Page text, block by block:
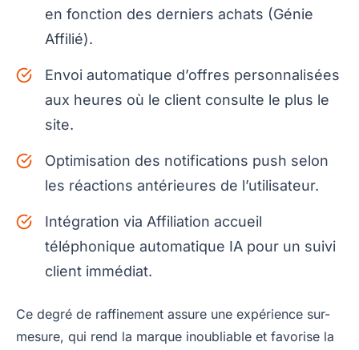
en fonction des derniers achats (Génie
Affilié).
Envoi automatique d’offres personnalisées
aux heures où le client consulte le plus le
site.
Optimisation des notifications push selon
les réactions antérieures de l’utilisateur.
Intégration via Affiliation accueil
téléphonique automatique IA pour un suivi
client immédiat.
Ce degré de raffinement assure une expérience sur-
mesure, qui rend la marque inoubliable et favorise la